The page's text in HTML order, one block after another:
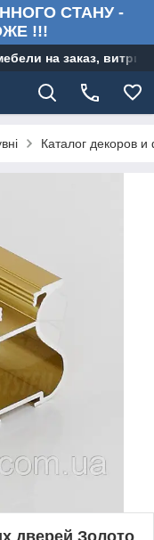
СТАНУ -
!!!
на заказ,
Каталог декоров
дверей Золото